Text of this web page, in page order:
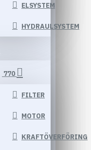
ELSYSTEM
HYDRAULSYSTEM
770
FILTER
MOTOR
KRAFTÖVERFÖRING